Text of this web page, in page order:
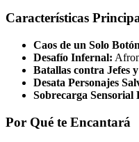
Características
Caos de un Solo
Desafío Infernal:
Batallas contra Jefes
Desata Personajes
Sobrecarga Sensorial
Por Qué te Encantará